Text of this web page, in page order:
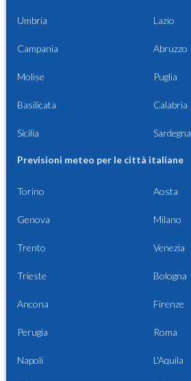
Umbria Lazio
Campania Abruzzo
Molise Puglia
Basilicata Calabria
Sicilia Sardegna
Previsioni meteo per le città italiane
Torino Aosta
Genova Milano
Trento Venezia
Trieste Bologna
Ancona Firenze
Perugia Roma
Napoli L'Aquila